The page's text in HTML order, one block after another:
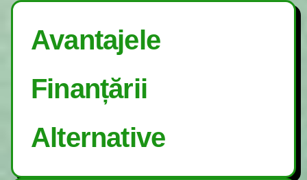
Avantajele
Finanțării
Alternative